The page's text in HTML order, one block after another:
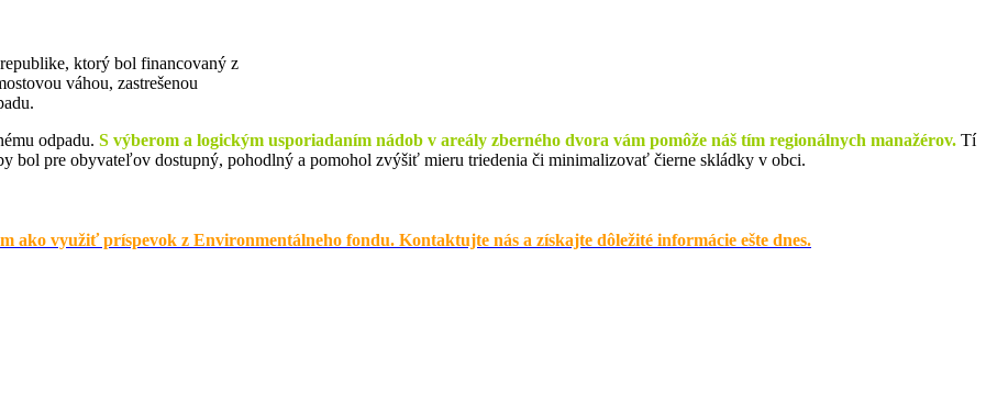
ktorý bol financovaný z
váhou, zastrešenou
odpadu. S výberom a logickým usporiadaním nádob v areály zberného dvora vám pomôže náš tím regionálnych manažérov. Tí
bol pre obyvateľov dostupný, pohodlný a pomohol zvýšiť mieru triedenia či minimalizovať čierne skládky v obci.
ako využiť príspevok z Environmentálneho fondu. Kontaktujte nás a získajte dôležité informácie ešte dnes.